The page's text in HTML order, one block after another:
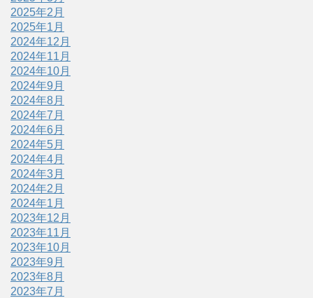
2025年2月
2025年1月
2024年12月
2024年11月
2024年10月
2024年9月
2024年8月
2024年7月
2024年6月
2024年5月
2024年4月
2024年3月
2024年2月
2024年1月
2023年12月
2023年11月
2023年10月
2023年9月
2023年8月
2023年7月